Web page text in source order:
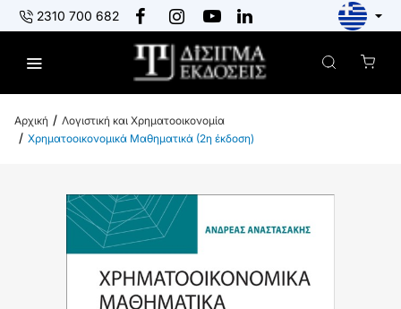
2310 700 682
o
Λογιστική και Χρηματοοικονομία
Χρηματοοικονομικά Μαθηματικά (2η έκδοση)